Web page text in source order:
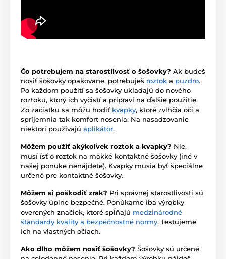
Čo potrebujem na starostlivosť o šošovky? Ak budeš
nosiť šošovky opakovane, potrebuješ roztok a puzdro.
Po každom použití sa šošovky ukladajú do nového
roztoku, ktorý ich vyčistí a pripraví na ďalšie použitie.
Zo začiatku sa môžu hodiť kvapky, ktoré zvlhčia oči a
spríjemnia tak komfort nosenia. Na nasadzovanie
niektorí používajú aplikátor.
Môžem použiť akýkoľvek roztok a kvapky? Nie,
musí ísť o roztok na mäkké kontaktné šošovky (iné v
našej ponuke nenájdete). Kvapky musia byť špeciálne
určené pre kontaktné šošovky.
Môžem si poškodiť zrak? Pri správnej starostlivosti sú
šošovky úplne bezpečné. Ponúkame iba výrobky
overených značiek, ktoré spĺňajú medzinárodné
štandardy kvality a bezpečnostné normy. Testujeme
ich na vlastných očiach.
Ako dlho môžem nosiť šošovky? Šošovky sú určené